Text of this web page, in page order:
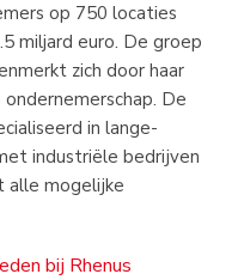
op 750 locaties
miljard euro. De groep
zich door haar
De
in lange-
industriële bedrijven
alle mogelijke
bij Rhenus